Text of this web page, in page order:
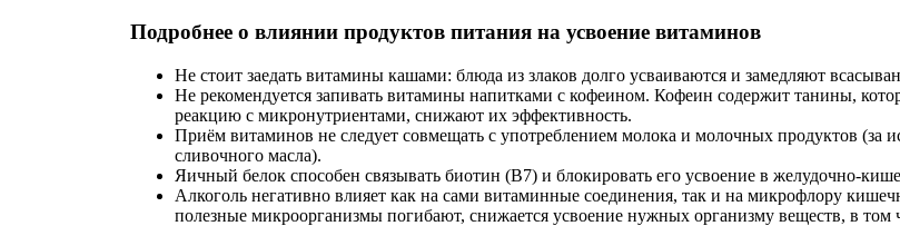
Подробнее о влиянии продуктов питания на усвоение витаминов
Не стоит заедать витамины кашами: блюда из злаков долго усваиваются и замедляют
Не рекомендуется запивать витамины напитками с кофеином. Кофеин содержит танины,
реакцию с микронутриентами, снижают их эффективность.
Приём витаминов не следует совмещать с употреблением молока и молочных продуктов (за
сливочного масла).
Яичный белок способен связывать биотин (В7) и блокировать его усвоение в желудочно-
Алкоголь негативно влияет как на сами витаминные соединения, так и на микрофлору
полезные микроорганизмы погибают, снижается усвоение нужных организму веществ, в том